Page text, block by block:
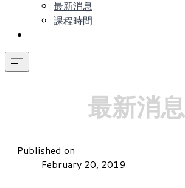
最新消息
課程時間
最新消息
Published on
February 20, 2019